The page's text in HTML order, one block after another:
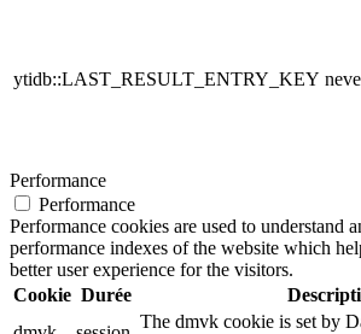
ytidb::LAST_RESULT_ENTRY_KEY
Performance
Performance
Performance cookies are used to understand
performance indexes of the website which
better user experience for the visitors.
Cookie Durée
The dmvk cookie is set by